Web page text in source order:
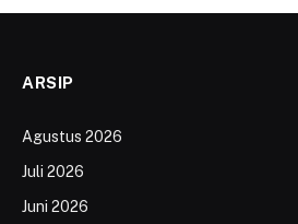
ARSIP
Agustus 2026
Juli 2026
Juni 2026